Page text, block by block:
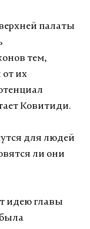
палаты
тем,
от их
Ковитиди.
для людей
ли они
идею главы